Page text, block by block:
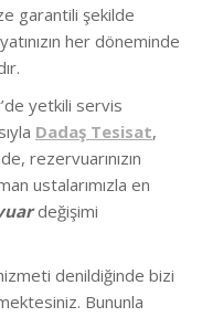
garantili şekilde
her döneminde
yetkili servis
Dadaş Tesisat,
rezervuarınızın
ustalarımızla en
değişimi
denildiğinde bizi
Bununla